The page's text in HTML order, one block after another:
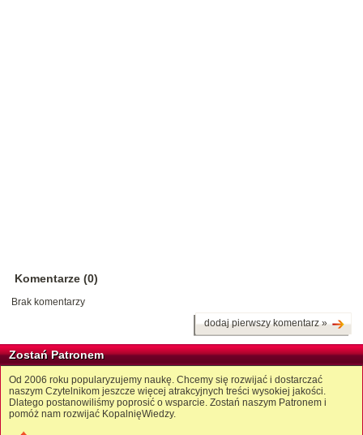
Komentarze (0)
Brak komentarzy
dodaj pierwszy komentarz »
Zostań Patronem
Od 2006 roku popularyzujemy naukę. Chcemy się rozwijać i dostarczać
naszym Czytelnikom jeszcze więcej atrakcyjnych treści wysokiej jakości.
Dlatego postanowiliśmy poprosić o wsparcie. Zostań naszym Patronem i
pomóż nam rozwijać KopalnięWiedzy.